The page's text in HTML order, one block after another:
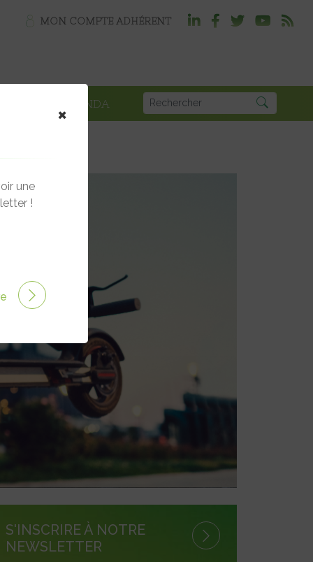
MON COMPTE ADHÉRENT
AGENDA
S'INSCRIRE À NOTRE
NEWSLETTER
×
une
!